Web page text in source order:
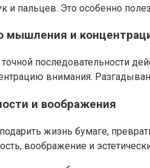
и пальцев. Это особенно
мышления и
последовательности
внимания.
и воображения
жизнь бумаге,
воображение и